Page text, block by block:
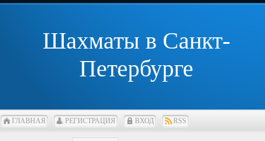
Шахматы в Санкт-
Петербурге
ГЛАВНАЯ РЕГИСТРАЦИЯ ВХОД RSS